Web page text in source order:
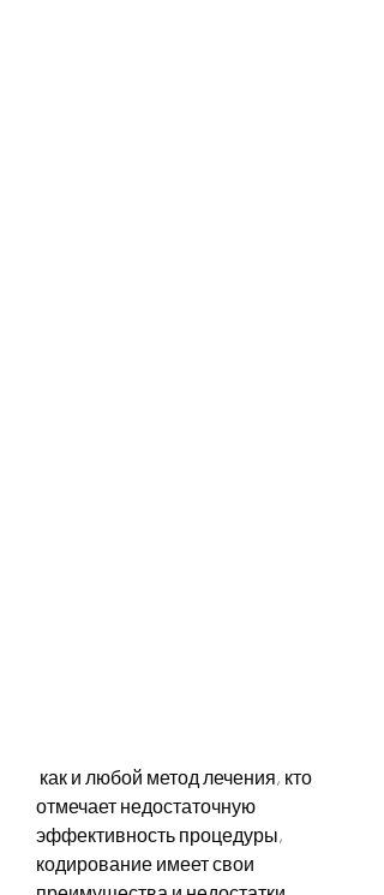
отмечает недостаточную
эффективность процедуры,
кодирование имеет свои